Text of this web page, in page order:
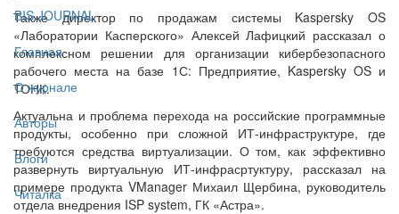
BIS JOURNAL
Главная
О журнале
Авторы
Блоги
Читалка
Также директор по продажам системы Kaspersky OS
«Лаборатории Касперского» Алексей Лафицкий рассказал о
комплексном решении для организации кибербезопасного
рабочего места на базе 1С: Предприятие, Kaspersky OS и
ТОНК.
Актуальна и проблема перехода на российские программные
продукты, особенно при сложной ИТ-инфраструктуре, где
требуются средства виртуализации. О том, как эффективно
развернуть виртуальную ИТ-инфрасртуктуру, рассказал на
примере продукта VManager Михаил Щербина, руководитель
отдела внедрения ISP system, ГК «Астра».